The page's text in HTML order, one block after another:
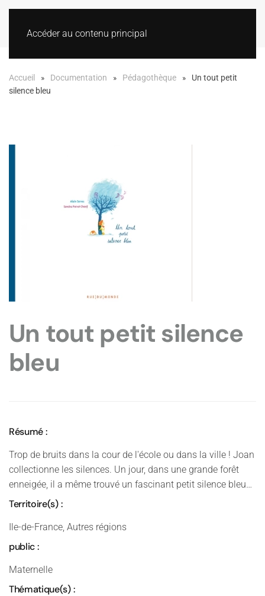
Accéder au contenu principal
Accueil Documentation Pédagothèque
Un tout petit
silence bleu
Un tout petit silence
bleu
Résumé :
Trop de bruits dans la cour de l'école ou dans la ville ! Joan
collectionne les silences. Un jour, dans une grande forêt
enneigée, il a même trouvé un fascinant petit silence bleu…
Territoire(s) :
Ile-de-France, Autres régions
public :
Maternelle
Thématique(s) :